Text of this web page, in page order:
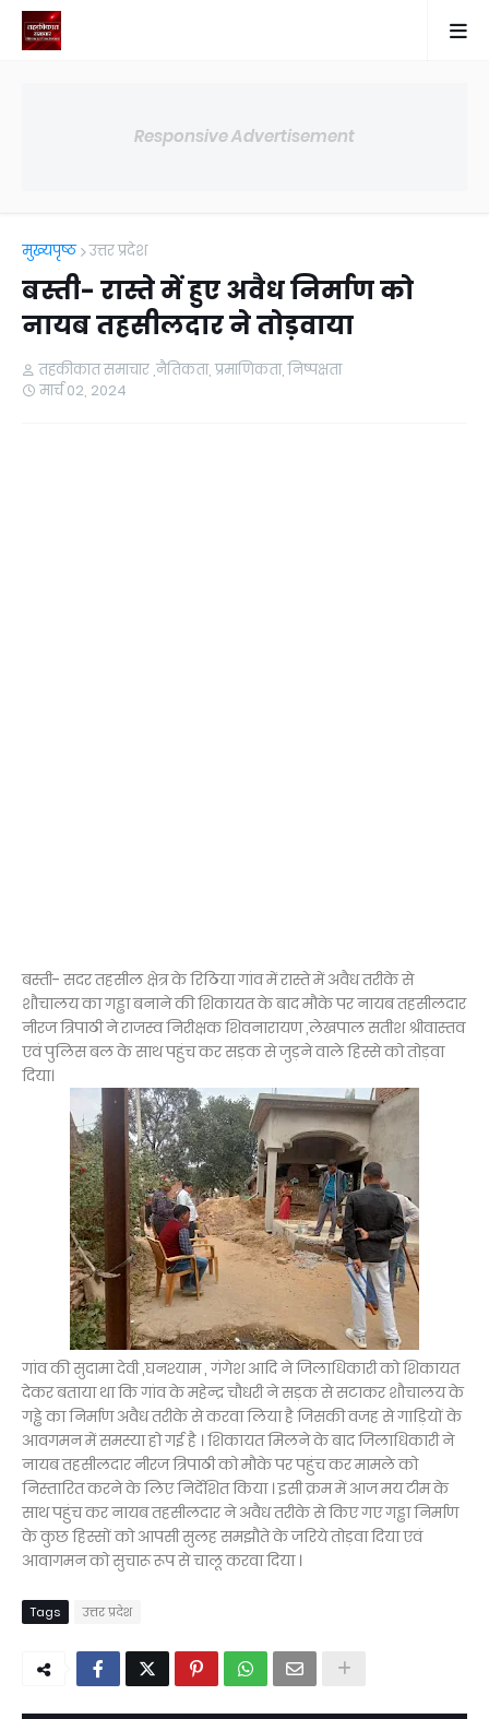
Responsive Advertisement
मुख्यपृष्ठ उत्तर प्रदेश
बस्ती- रास्ते में हुए अवैध निर्माण को
नायब तहसीलदार ने तोड़वाया
तहकीकात समाचार ,नैतिकता, प्रमाणिकता, निष्पक्षता
मार्च 02, 2024
बस्ती- सदर तहसील क्षेत्र के रिठिया गांव में रास्ते में अवैध तरीके से
शौचालय का गड्ढा बनाने की शिकायत के बाद मौके पर नायब तहसीलदार
नीरज त्रिपाठी ने राजस्व निरीक्षक शिवनारायण ,लेखपाल सतीश श्रीवास्तव
एवं पुलिस बल के साथ पहुंच कर सड़क से जुड़ने वाले हिस्से को तोड़वा
दिया।
गांव की सुदामा देवी ,घनश्याम , गंगेश आदि ने जिलाधिकारी को शिकायत
देकर बताया था कि गांव के महेन्द्र चौधरी ने सड़क से सटाकर शौचालय के
गड्ढे का निर्माण अवैध तरीके से करवा लिया है जिसकी वजह से गाड़ियों के
आवगमन में समस्या हो गई है । शिकायत मिलने के बाद जिलाधिकारी ने
नायब तहसीलदार नीरज त्रिपाठी को मौके पर पहुंच कर मामले को
निस्तारित करने के लिए निर्देशित किया । इसी क्रम में आज मय टीम के
साथ पहुंच कर नायब तहसीलदार ने अवैध तरीके से किए गए गड्ढा निर्माण
के कुछ हिस्सों को आपसी सुलह समझौते के जरिये तोड़वा दिया एवं
आवागमन को सुचारू रूप से चालू करवा दिया ।
Tags उत्तर प्रदेश